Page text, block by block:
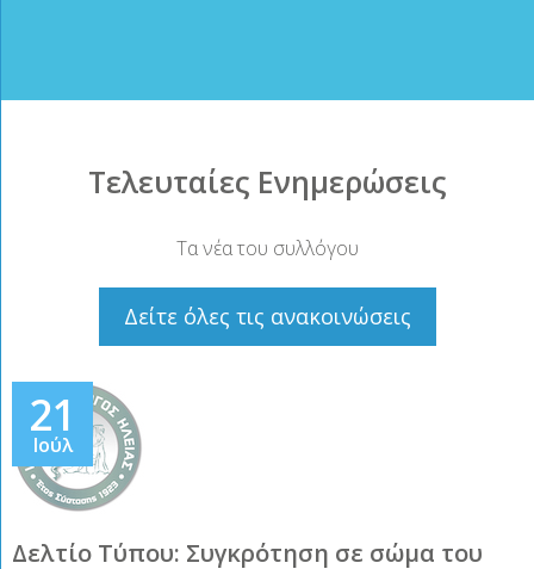
Τελευταίες Ενημερώσεις
Τα νέα του συλλόγου
Δείτε όλες τις ανακοινώσεις
21
Ιούλ
Δελτίο Τύπου: Συγκρότηση σε σώμα του